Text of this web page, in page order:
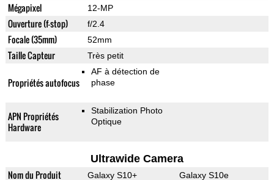
Mégapixel 12-MP
Ouverture (f-stop) f/2.4
Focale (35mm) 52mm
Taille Capteur Très petit
Propriétés autofocus
AF à détection de
phase
APN Propriétés
Hardware
Stabilization Photo
Optique
Ultrawide Camera
Nom du Produit Galaxy S10+ Galaxy S10e